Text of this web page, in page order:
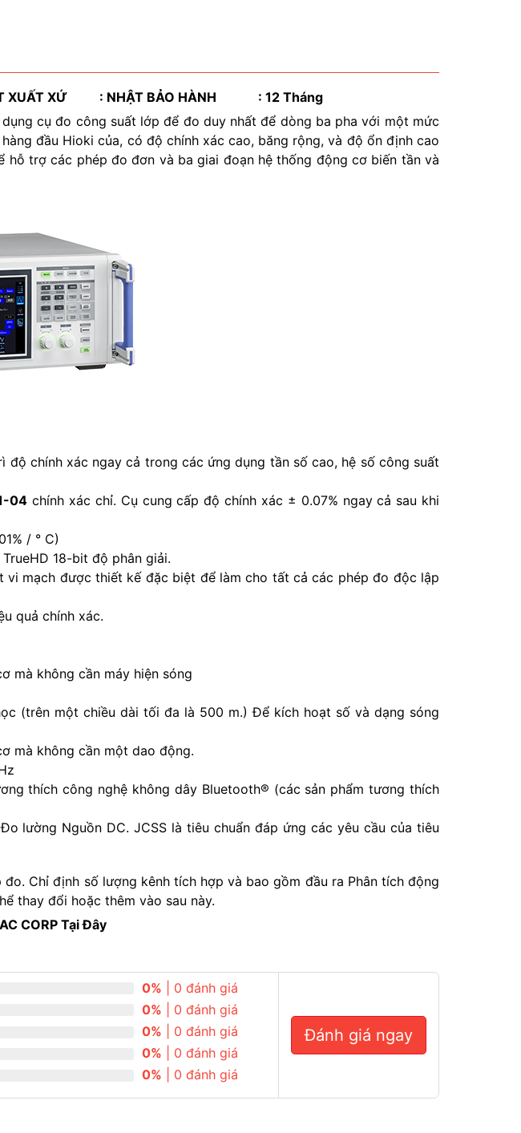
XUẤT XỨ : NHẬT BẢO HÀNH
: 12 Tháng
cụ đo công suất lớp để đo duy nhất để dòng ba pha với một mức
đầu Hioki của, có độ chính xác cao, băng rộng, và độ ổn định cao
trợ các phép đo đơn và ba giai đoạn hệ thống động cơ biến tần và
chính xác ngay cả trong các ứng dụng tần số cao, hệ số công suất
04 chính xác chỉ. Cụ cung cấp độ chính xác ± 0.07% ngay cả sau khi
/ ° C)
18-bit độ phân giải.
mạch được thiết kế đặc biệt để làm cho tất cả các phép đo độc lập
quả chính xác.
mà không cần máy hiện sóng
(trên một chiều dài tối đa là 500 m.) Để kích hoạt số và dạng sóng
mà không cần một dao động.
thích công nghệ không dây Bluetooth® (các sản phẩm tương thích
lường Nguồn DC.JCSS là tiêu chuẩn đáp ứng các yêu cầu của tiêu
Chỉ định số lượng kênh tích hợp và bao gồm đầu ra Phân tích động
thay đổi hoặc thêm vào sau này.
CORP Tại Đây
0% | 0 đánh giá
0% | 0 đánh giá
0% | 0 đánh giá
0% | 0 đánh giá
0% | 0 đánh giá
Đánh giá ngay